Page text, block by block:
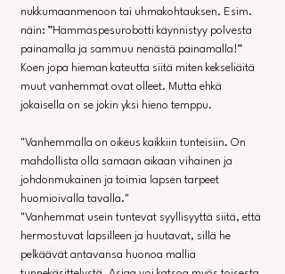
nukkumaanmenoon tai uhmakohtauksen. Esim.
näin: ”Hammaspesurobotti käynnistyy polvesta
painamalla ja sammuu nenästä painamalla!”
Koen jopa hieman kateutta siitä miten kekseliäitä
muut vanhemmat ovat olleet. Mutta ehkä
jokaisella on se jokin yksi hieno temppu.
"Vanhemmalla on oikeus kaikkiin tunteisiin. On
mahdollista olla samaan aikaan vihainen ja
johdonmukainen ja toimia lapsen tarpeet
huomioivalla tavalla."
"Vanhemmat usein tuntevat syyllisyyttä siitä, että
hermostuvat lapsilleen ja huutavat, sillä he
pelkäävät antavansa huonoa mallia